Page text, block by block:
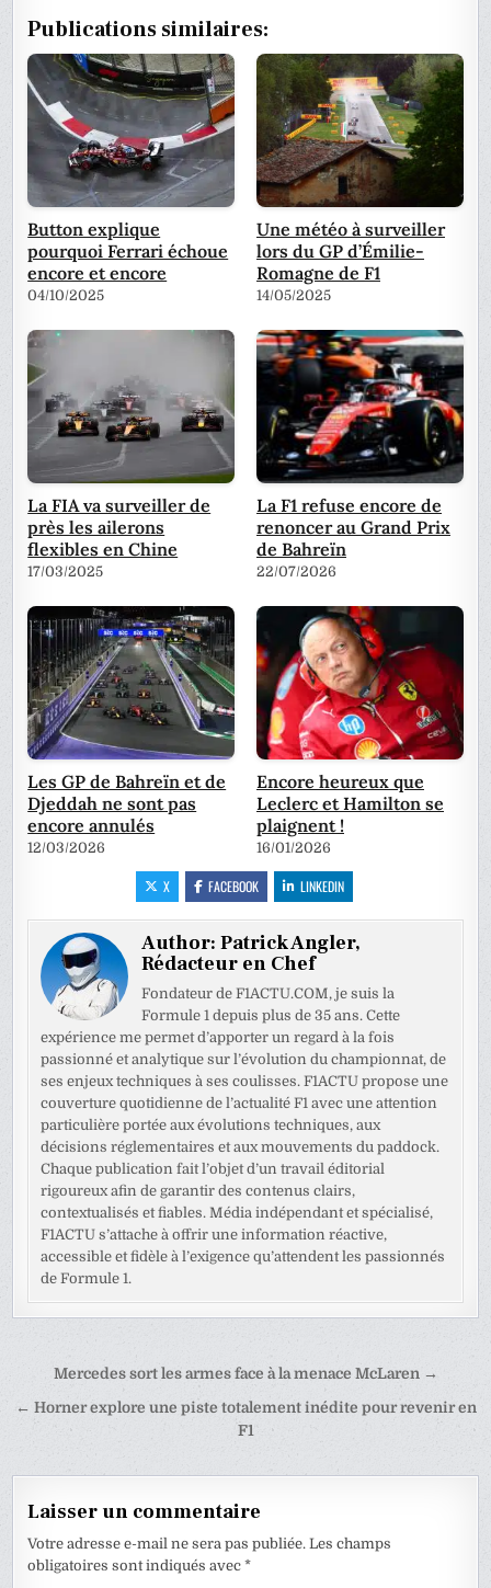
Publications similaires:
Button explique
pourquoi Ferrari échoue
encore et encore
04/10/2025
Une météo à surveiller
lors du GP d’Émilie-
Romagne de F1
14/05/2025
La FIA va surveiller de
près les ailerons
flexibles en Chine
17/03/2025
La F1 refuse encore de
renoncer au Grand Prix
de Bahreïn
22/07/2026
Les GP de Bahreïn et de
Djeddah ne sont pas
encore annulés
12/03/2026
Encore heureux que
Leclerc et Hamilton se
plaignent !
16/01/2026
X FACEBOOK LINKEDIN
Author:Patrick Angler,
Rédacteur en Chef
Fondateur de F1ACTU.COM, je suis la
Formule 1 depuis plus de 35 ans. Cette
expérience me permet d’apporter un regard à la fois
passionné et analytique sur l’évolution du championnat, de
ses enjeux techniques à ses coulisses. F1ACTU propose une
couverture quotidienne de l’actualité F1 avec une attention
particulière portée aux évolutions techniques, aux
décisions réglementaires et aux mouvements du paddock.
Chaque publication fait l’objet d’un travail éditorial
rigoureux afin de garantir des contenus clairs,
contextualisés et fiables. Média indépendant et spécialisé,
F1ACTU s’attache à offrir une information réactive,
accessible et fidèle à l’exigence qu’attendent les passionnés
de Formule 1.
Navigation
de
Mercedes sort les armes face à la menace McLaren →
← Horner explore une piste totalement inédite pour revenir en
F1
Laisser un commentaire
Votre adresse e-mail ne sera pas publiée. Les champs
obligatoires sont indiqués avec*